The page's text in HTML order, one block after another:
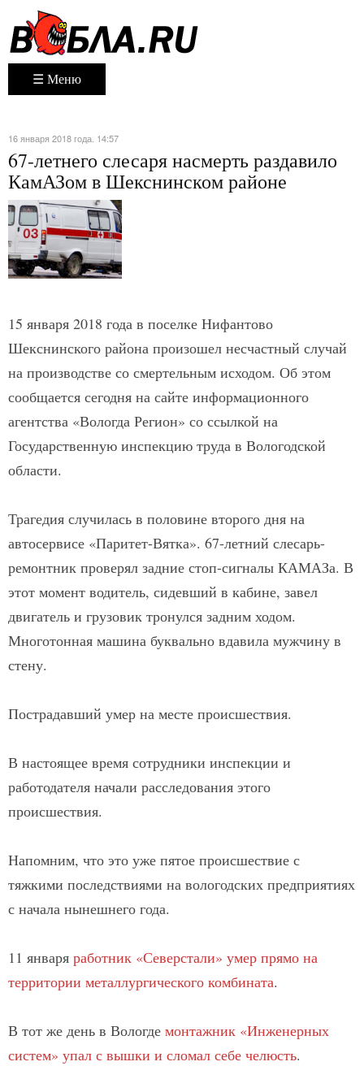
☰ Меню
16 января 2018 года. 14:57
67-летнего слесаря насмерть раздавило
КамАЗом в Шекснинском районе
15 января 2018 года в поселке Нифантово
Шекснинского района произошел несчастный случай
на производстве со смертельным исходом. Об этом
сообщается сегодня на сайте информационного
агентства «Вологда Регион» со ссылкой на
Государственную инспекцию труда в Вологодской
области.
Трагедия случилась в половине второго дня на
автосервисе «Паритет-Вятка». 67-летний слесарь-
ремонтник проверял задние стоп-сигналы КАМАЗа. В
этот момент водитель, сидевший в кабине, завел
двигатель и грузовик тронулся задним ходом.
Многотонная машина буквально вдавила мужчину в
стену.
Пострадавший умер на месте происшествия.
В настоящее время сотрудники инспекции и
работодателя начали расследования этого
происшествия.
Напомним, что это уже пятое происшествие с
тяжкими последствиями на вологодских предприятиях
с начала нынешнего года.
11 января работник «Северстали» умер прямо на
территории металлургического комбината.
В тот же день в Вологде монтажник «Инженерных
систем» упал с вышки и сломал себе челюсть.